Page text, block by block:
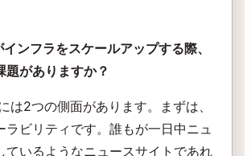
ンフラをスケールアップする際、
題がありますか？
は2つの側面があります。まずは、
ラビリティです。誰もが一日中ニュ
ているようなニュースサイトであれ